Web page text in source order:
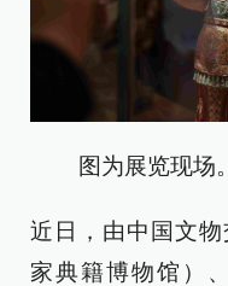
图为展览现场
近日，由中国文
家典籍博物馆）